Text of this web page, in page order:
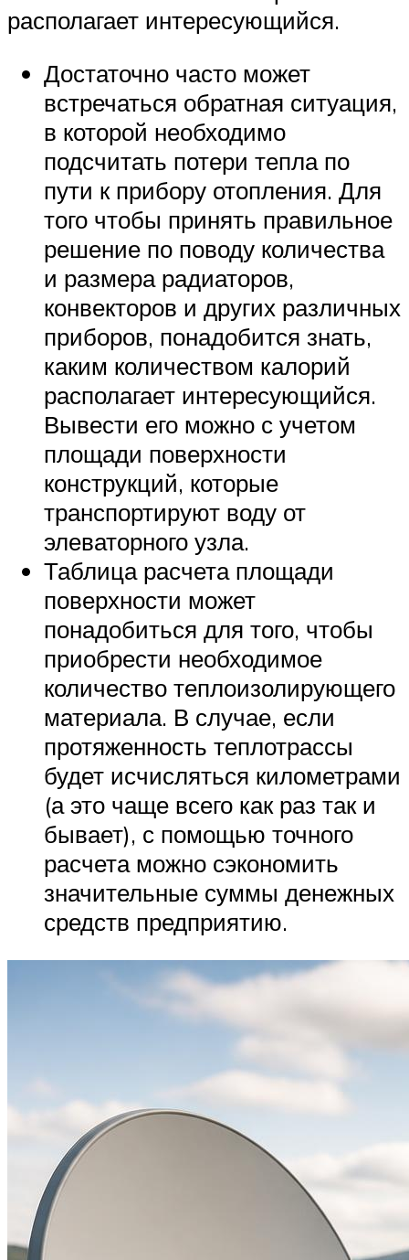
располагает интересующийся.
Достаточно часто может
встречаться обратная ситуация,
в которой необходимо
подсчитать потери тепла по
пути к прибору отопления. Для
того чтобы принять правильное
решение по поводу количества
и размера радиаторов,
конвекторов и других различных
приборов, понадобится знать,
каким количеством калорий
располагает интересующийся.
Вывести его можно с учетом
площади поверхности
конструкций, которые
транспортируют воду от
элеваторного узла.
Таблица расчета площади
поверхности может
понадобиться для того, чтобы
приобрести необходимое
количество теплоизолирующего
материала. В случае, если
протяженность теплотрассы
будет исчисляться километрами
(а это чаще всего как раз так и
бывает), с помощью точного
расчета можно сэкономить
значительные суммы денежных
средств предприятию.